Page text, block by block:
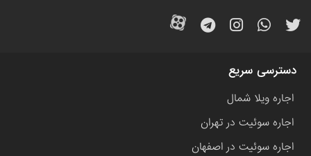
دسترسی سریع
اجاره ویلا شمال
اجاره سوئیت در تهران
اجاره سوئیت در اصفهان